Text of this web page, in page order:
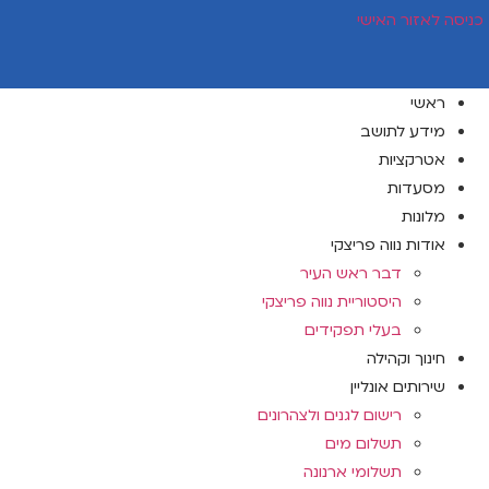
דלג
כניסה לאזור האישי
ראשי
מידע לתושב
אטרקציות
מסעדות
מלונות
אודות נווה פריצקי
דבר ראש העיר
היסטוריית נווה פריצקי
בעלי תפקידים
חינוך וקהילה
שירותים אונליין
רישום לגנים ולצהרונים
תשלום מים
תשלומי ארנונה